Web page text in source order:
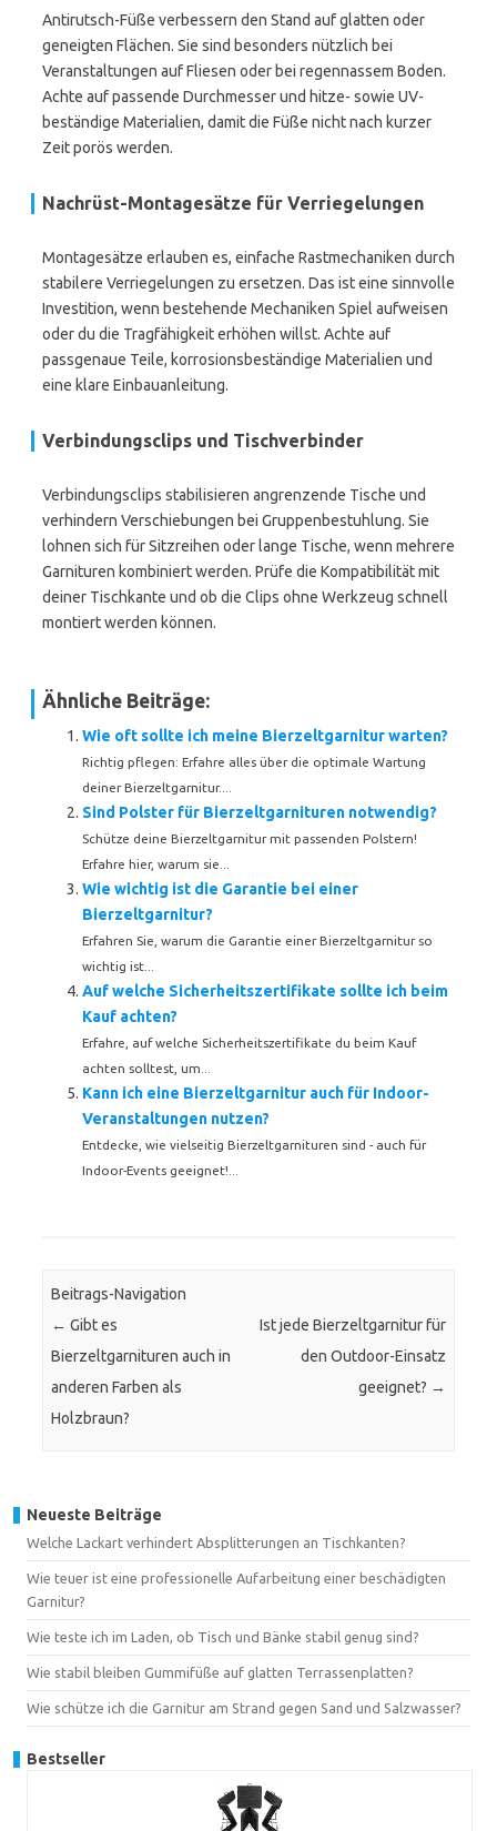
Antirutsch-Füße verbessern den Stand auf glatten oder
geneigten Flächen. Sie sind besonders nützlich bei
Veranstaltungen auf Fliesen oder bei regennassem Boden.
Achte auf passende Durchmesser und hitze- sowie UV-
beständige Materialien, damit die Füße nicht nach kurzer
Zeit porös werden.
Nachrüst-Montagesätze für Verriegelungen
Montagesätze erlauben es, einfache Rastmechaniken durch
stabilere Verriegelungen zu ersetzen. Das ist eine sinnvolle
Investition, wenn bestehende Mechaniken Spiel aufweisen
oder du die Tragfähigkeit erhöhen willst. Achte auf
passgenaue Teile, korrosionsbeständige Materialien und
eine klare Einbauanleitung.
Verbindungsclips und Tischverbinder
Verbindungsclips stabilisieren angrenzende Tische und
verhindern Verschiebungen bei Gruppenbestuhlung. Sie
lohnen sich für Sitzreihen oder lange Tische, wenn mehrere
Garnituren kombiniert werden. Prüfe die Kompatibilität mit
deiner Tischkante und ob die Clips ohne Werkzeug schnell
montiert werden können.
Ähnliche Beiträge:
Wie oft sollte ich meine Bierzeltgarnitur warten?
Richtig pflegen: Erfahre alles über die optimale Wartung
deiner Bierzeltgarnitur....
Sind Polster für Bierzeltgarnituren notwendig?
Schütze deine Bierzeltgarnitur mit passenden Polstern!
Erfahre hier, warum sie...
Wie wichtig ist die Garantie bei einer
Bierzeltgarnitur?
Erfahren Sie, warum die Garantie einer Bierzeltgarnitur so
wichtig ist...
Auf welche Sicherheitszertifikate sollte ich beim
Kauf achten?
Erfahre, auf welche Sicherheitszertifikate du beim Kauf
achten solltest, um...
Kann ich eine Bierzeltgarnitur auch für Indoor-
Veranstaltungen nutzen?
Entdecke, wie vielseitig Bierzeltgarnituren sind - auch für
Indoor-Events geeignet!...
Beitrags-Navigation
← Gibt es
Bierzeltgarnituren auch in
anderen Farben als
Holzbraun?
Ist jede Bierzeltgarnitur für
den Outdoor-Einsatz
geeignet? →
Neueste Beiträge
Welche Lackart verhindert Absplitterungen an Tischkanten?
Wie teuer ist eine professionelle Aufarbeitung einer beschädigten
Garnitur?
Wie teste ich im Laden, ob Tisch und Bänke stabil genug sind?
Wie stabil bleiben Gummifüße auf glatten Terrassenplatten?
Wie schütze ich die Garnitur am Strand gegen Sand und Salzwasser?
Bestseller